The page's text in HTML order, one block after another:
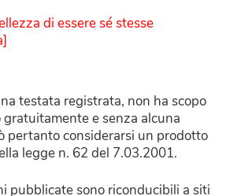
di essere sé stesse
testata registrata, non ha scopo
e senza alcuna
pertanto considerarsi un prodotto
legge n. 62 del 7.03.2001.
pubblicate sono riconducibili a siti